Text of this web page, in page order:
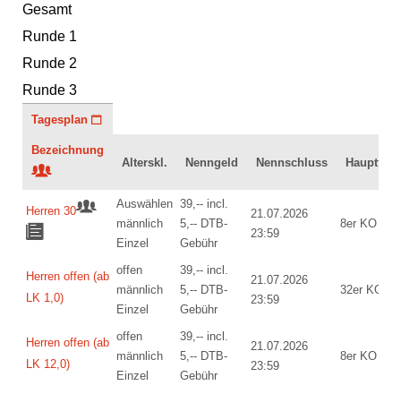
Gesamt
Runde 1
Runde 2
Runde 3
Tagesplan
Bezeichnung
Alterskl.
Nenngeld Nennschluss Hauptfeld
Herren 30
Auswählen
männlich
Einzel
39,-- incl.
5,-- DTB-
Gebühr
21.07.2026
23:59
8er KO
Herren offen (ab
LK 1,0)
offen
männlich
Einzel
39,-- incl.
5,-- DTB-
Gebühr
21.07.2026
23:59
32er KO
Herren offen (ab
LK 12,0)
offen
männlich
Einzel
39,-- incl.
5,-- DTB-
Gebühr
21.07.2026
23:59
8er KO